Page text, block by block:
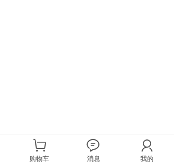
购物车 消息 我的